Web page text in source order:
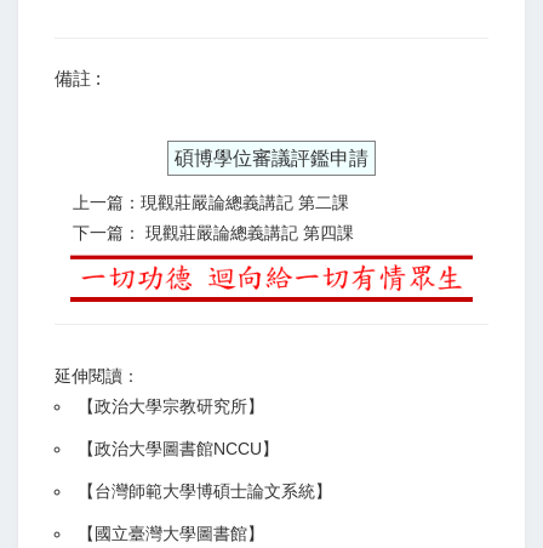
備註 :
碩博學位審議評鑑申請
上一篇：現觀莊嚴論總義講記 第二課
下一篇： 現觀莊嚴論總義講記 第四課
延伸閱讀：
【政治大學宗教研究所】
【政治大學圖書館NCCU】
【台灣師範大學博碩士論文系統】
【 國立臺灣大學圖書館】